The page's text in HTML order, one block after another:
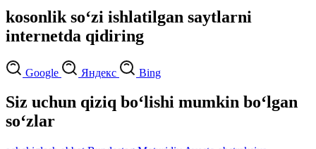
kosonlik so‘zi ishlatilgan saytlarni
internetda qidiring
Google Яндекс Bing
Siz uchun qiziq bo‘lishi mumkin bo‘lgan
so‘zlar